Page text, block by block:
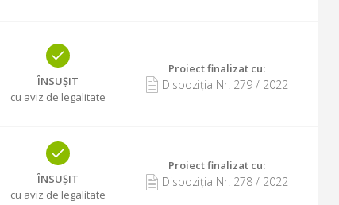
ÎNSUȘIT
cu aviz de legalitate
Proiect finalizat cu:
Dispoziția Nr. 279/ 2022
ÎNSUȘIT
cu aviz de legalitate
Proiect finalizat cu:
Dispoziția Nr. 278/ 2022